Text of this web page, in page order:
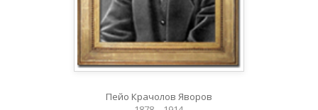
Пейо Крачолов Яворов